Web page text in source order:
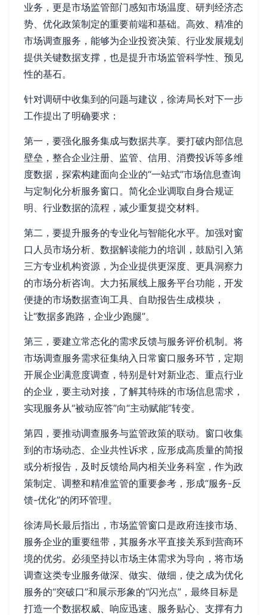
业务，更是市场监管部门感知市场温度、研判经济态
势、优化政策制定的重要前端和基础。高效、精准的
市场调查服务，能够为企业投资决策、行业发展规划
提供关键数据支撑，也是提升市场监管科学性、预见
性的基石。
针对调研中收集到的问题与建议，徐涛局长对下一步
工作提出了明确要求：
第一，要强化服务集成与数据共享。要打破内部信息
壁垒，整合企业注册、监管、信用、消费投诉等多维
度数据，探索构建面向企业的“一站式”市场信息查询
与定制化分析服务窗口。简化企业调取自身合规证
明、行业数据的流程，减少重复提交材料。
第二，要提升服务的专业化与智能化水平。加强对窗
口人员市场分析、数据解读能力的培训，鼓励引入第
三方专业机构资源，为企业提供更深度、更具洞察力
的市场分析咨询。大力拓展线上服务平台功能，开发
便捷的市场数据查询工具、自助报告生成模块，
让“数据多跑路，企业少跑腿”。
第三，要建立常态化的需求反馈与服务评价机制。将
市场调查服务需求征集纳入日常窗口服务环节，定期
开展企业满意度调查，特别是针对新业态、重点行业
的企业，要主动对接，了解其特殊的市场信息需求，
实现服务从“被动应答”向“主动赋能”转变。
第四，要推动调查服务与监管政策的联动。窗口收集
到的市场动态、企业共性诉求，应形成高质量的简报
或分析报告，及时反馈给局内相关业务科室，作为政
策制定、调整和精准监管的重要参考，形成“服务-反
馈-优化”的闭环管理。
徐涛局长最后指出，市场监管窗口是政府连接市场、
服务企业的重要纽带，其服务水平直接关系到营商环
境的优劣。必须坚持以市场主体需求为导向，将市场
调查这类专业服务做深、做实、做细，使之成为优化
服务的“突破口”和展示形象的“闪光点”，最终目标是
打造一个数据权威、响应迅速、服务贴心、支撑有力